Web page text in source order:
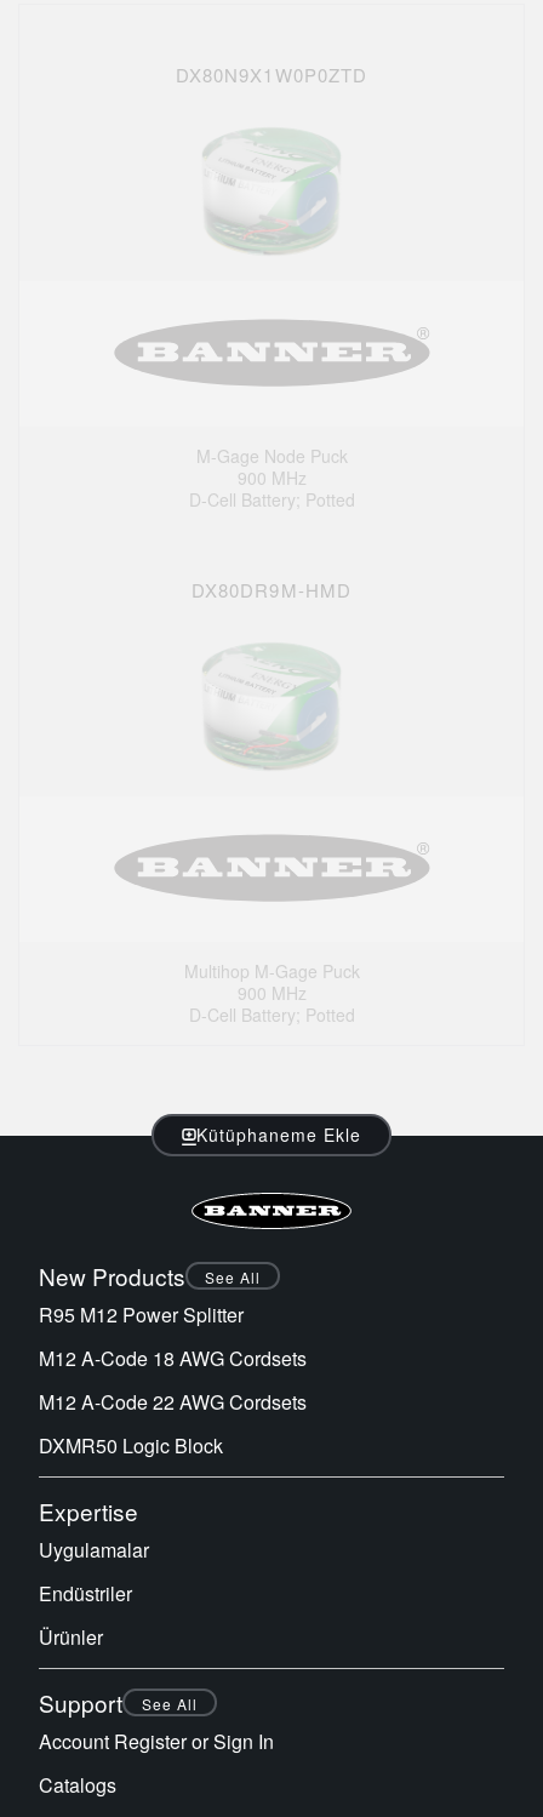
DX80N9X1W0P0ZTD
M-Gage Node Puck
900 MHz
D-Cell Battery; Potted
DX80DR9M-HMD
Multihop M-Gage Puck
900 MHz
D-Cell Battery; Potted
Kütüphaneme Ekle
New Products See All
R95 M12 Power Splitter
M12 A-Code 18 AWG Cordsets
M12 A-Code 22 AWG Cordsets
DXMR50 Logic Block
Expertise
Uygulamalar
Endüstriler
Ürünler
Support See All
Account Register or Sign In
Catalogs